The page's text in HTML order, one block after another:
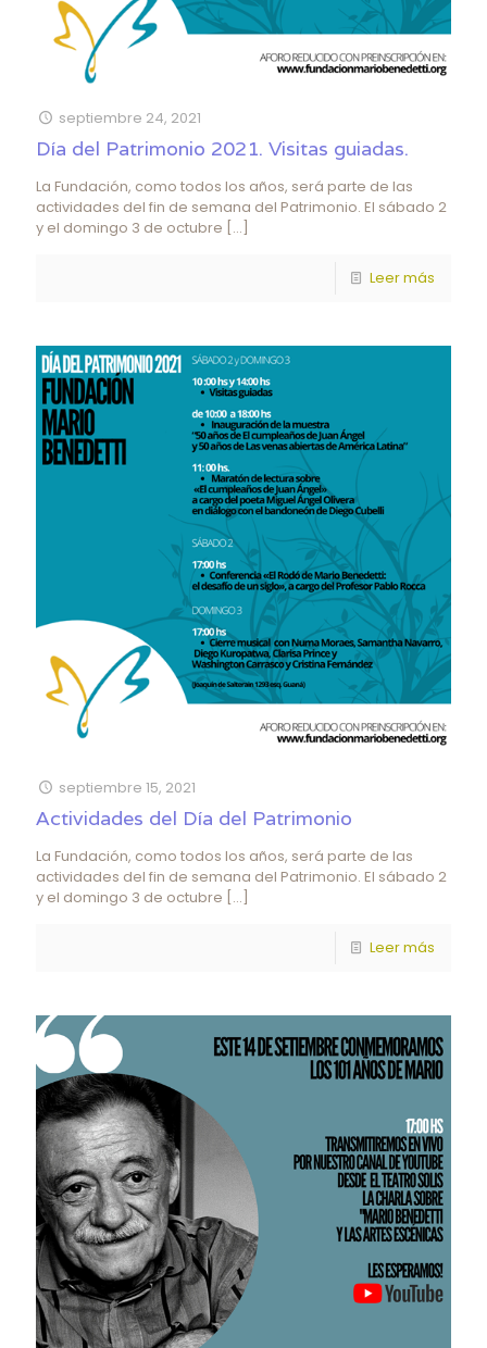
septiembre 24, 2021
Día del Patrimonio 2021. Visitas guiadas.
La Fundación, como todos los años, será parte de las
actividades del fin de semana del Patrimonio. El sábado 2
y el domingo 3 de octubre […]
Leer más
septiembre 15, 2021
Actividades del Día del Patrimonio
La Fundación, como todos los años, será parte de las
actividades del fin de semana del Patrimonio. El sábado 2
y el domingo 3 de octubre […]
Leer más